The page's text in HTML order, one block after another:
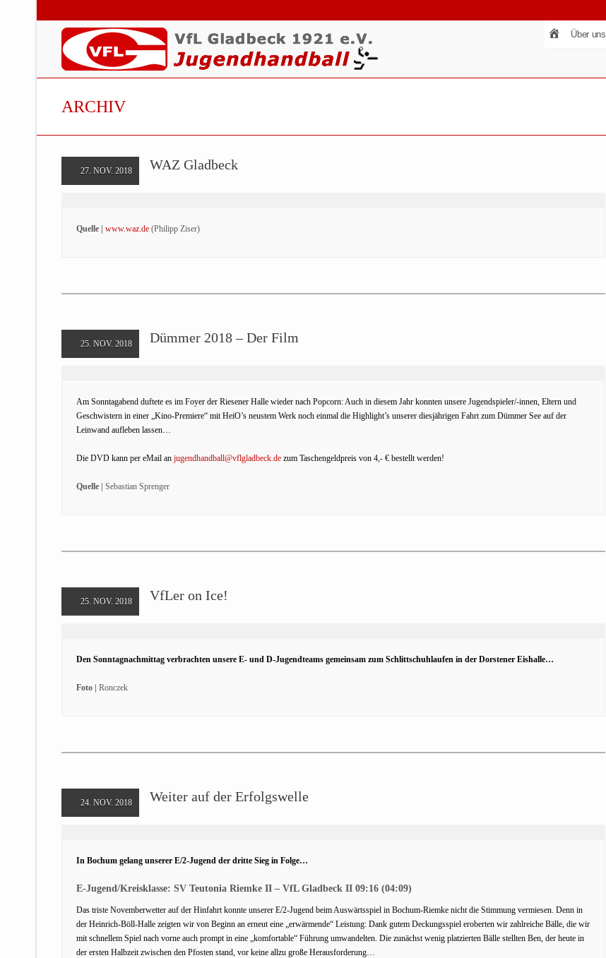
Über uns
ARCHIV
27. NOV. 2018 WAZ Gladbeck
Quelle | www.waz.de (Philipp Ziser)
25. NOV. 2018 Dümmer 2018 – Der Film
Am Sonntagabend duftete es im Foyer der Riesener Halle wieder nach Popcorn: Auch in diesem Jahr konnten unsere Jugendspieler/-innen, Eltern und
Geschwistern in einer „Kino-Premiere“ mit HeiO’s neustem Werk noch einmal die Highlight’s unserer diesjährigen Fahrt zum Dümmer See auf der
Leinwand aufleben lassen…
Die DVD kann per eMail an jugendhandball@vflgladbeck.de zum Taschengeldpreis von 4,- € bestellt werden!
Quelle | Sebastian Sprenger
25. NOV. 2018 VfLer on Ice!
Den Sonntagnachmittag verbrachten unsere E- und D-Jugendteams gemeinsam zum Schlittschuhlaufen in der Dorstener Eishalle…
Foto | Ronczek
24. NOV. 2018 Weiter auf der Erfolgswelle
In Bochum gelang unserer E/2-Jugend der dritte Sieg in Folge…
E-Jugend/Kreisklasse: SV Teutonia Riemke II – VfL Gladbeck II 09:16 (04:09)
Das triste Novemberwetter auf der Hinfahrt konnte unserer E/2-Jugend beim Auswärtsspiel in Bochum-Riemke nicht die Stimmung vermiesen. Denn in
der Heinrich-Böll-Halle zeigten wir von Beginn an erneut eine „erwärmende“ Leistung: Dank gutem Deckungsspiel eroberten wir zahlreiche Bälle, die wir
mit schnellem Spiel nach vorne auch prompt in eine „komfortable“ Führung umwandelten. Die zunächst wenig platzierten Bälle stellten Ben, der heute in
der ersten Halbzeit zwischen den Pfosten stand, vor keine allzu große Herausforderung…